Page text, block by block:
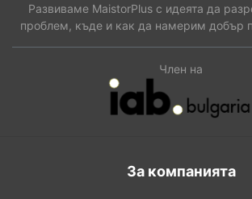
Развиваме MaistorPlus с идеята да
проблем, къде и как да намерим добър
Член на
За компанията